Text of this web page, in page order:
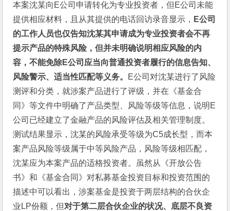
本案沈某向E公司申请转化为专业投资者，但E公司未能
提供相应材料，且从其提供的电话回访录音显示， E公司
的工作人员也仅告知沈某其申请成为专业投资者会不再
提示产品的特殊风险，但并未明确说明相应风险的内
容，不能免除E公司应当向普通投资者履行的信息告知、
风险警示、适当性匹配等义务。 E公司对沈某进行了风险
测评和分类，就涉案产品进行了评级，并在《基金合
同》等文件中明确了产品类型、风险等级等信息，说明E
公司已经建立了金融产品的风险评估及相关管理制度。
测试结果显示，沈某的风险承受等级为C5成长型，而本
案产品风险等级属于中等风险产品，风险等级相匹配，
沈某应为本案产品的适格投资者。虽然从《开放公告
书》和《基金合同》对私募基金投资目标和投资范围的
描述中可以看出，涉案基金是投资于两层结构的合伙企
业LP份额，但对于第二层合伙企业的状况、底层不良资